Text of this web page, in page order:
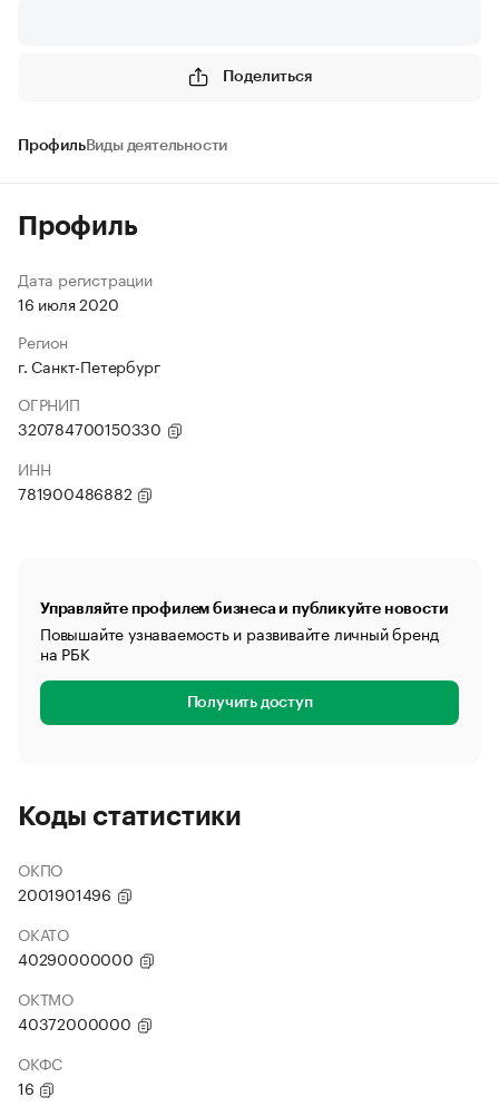
Поделиться
ПрофильВиды деятельности
Профиль
Дата регистрации
16 июля 2020
Регион
г. Санкт-Петербург
ОГРНИП
320784700150330
ИНН
781900486882
Управляйте профилем бизнеса и публикуйте новости
Повышайте узнаваемость и развивайте личный бренд
на РБК
Получить доступ
Коды статистики
ОКПО
2001901496
ОКАТО
40290000000
ОКТМО
40372000000
ОКФС
16